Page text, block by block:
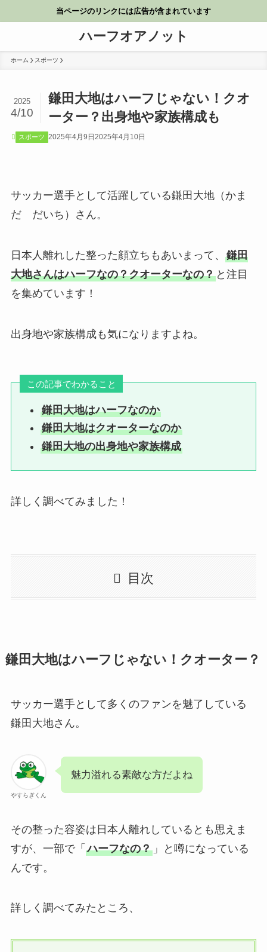
当ページのリンクには広告が含まれています
ハーフオアノット
ホーム スポーツ
鎌田大地はハーフじゃない！クオ
ーター？出身地や家族構成も
2025
4/10
スポーツ 2025年4月9日 2025年4月10日
サッカー選手として活躍している鎌田大地（かま
だ だいち）さん。
日本人離れした整った顔立ちもあいまって、 鎌田
大地さんはハーフなの？クオーターなの？と注目
を集めています！
出身地や家族構成も気になりますよね。
この記事でわかること
鎌田大地はハーフなのか
鎌田大地はクオーターなのか
鎌田大地の出身地や家族構成
詳しく調べてみました！
目次
鎌田大地はハーフじゃない！クオーター？
サッカー選手として多くのファンを魅了している
鎌田大地さん。
やすらぎくん
魅力溢れる素敵な方だよね
その整った容姿は日本人離れしているとも思えま
すが、一部で「 ハーフなの？」と噂になっている
んです。
詳しく調べてみたところ、